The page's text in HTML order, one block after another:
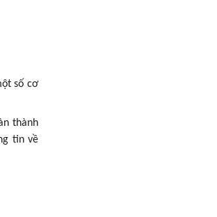
số cơ
thành
tin về